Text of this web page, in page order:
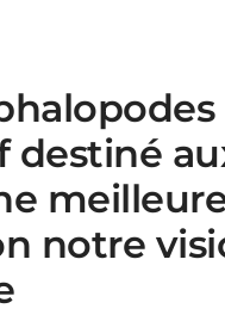
destiné
notre